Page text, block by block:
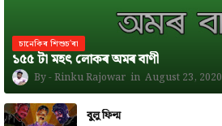
চানেকিৰ শিশুচ'ৰা
১৫৫ টা মহৎ লোকৰ অমৰ বাণী
Rinku Rajowar August 23, 2020
বুলু ফিল্ম